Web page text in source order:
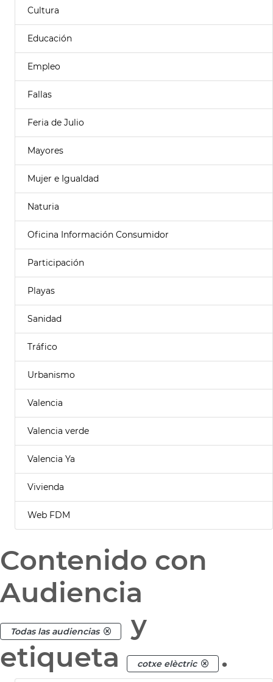
Cultura
Educación
Empleo
Fallas
Feria de Julio
Mayores
Mujer e Igualdad
Naturia
Oficina Información Consumidor
Participación
Playas
Sanidad
Tráfico
Urbanismo
Valencia
Valencia verde
Valencia Ya
Vivienda
Web FDM
Contenido con
Audiencia
Todas las audiencias
y
etiqueta
cotxe elèctric .